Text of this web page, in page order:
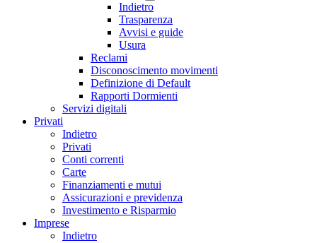
Indietro
Trasparenza
Avvisi e guide
Usura
Reclami
Disconoscimento movimenti
Definizione di Default
Rapporti Dormienti
Servizi digitali
Privati
Indietro
Privati
Conti correnti
Carte
Finanziamenti e mutui
Assicurazioni e previdenza
Investimento e Risparmio
Imprese
Indietro